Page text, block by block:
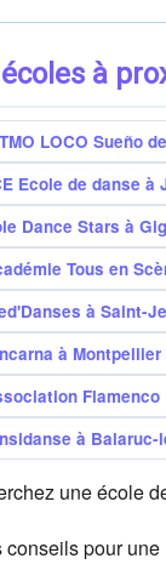
à
LOCO Sueño
Ecole de danse à
Dance Stars à
Tous en
à Saint-
à Montpellier
Flamenco
à Balaruc-
une école
conseils pour une